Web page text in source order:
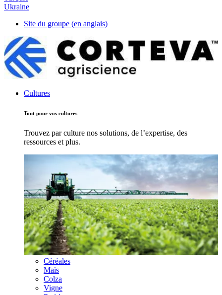
Ukraine
Site du groupe (en anglais)
Cultures
Tout pour vos cultures
Trouvez par culture nos solutions, de l’expertise, des
ressources et plus.
Céréales
Maïs
Colza
Vigne